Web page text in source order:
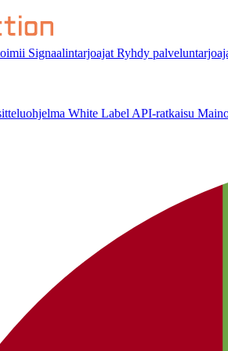
Signaalintarjoajat Ryhdy
White Label API-ratkaisu